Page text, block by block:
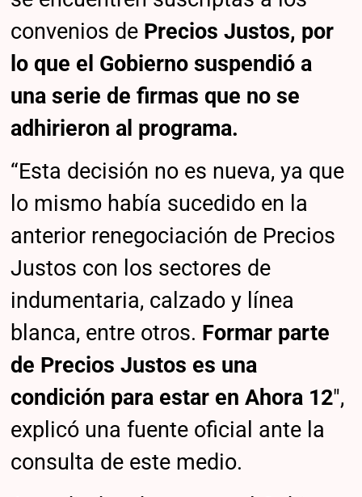
convenios de Precios Justos, por
lo que el Gobierno suspendió a
una serie de firmas que no se
adhirieron al programa.
“Esta decisión no es nueva, ya que
lo mismo había sucedido en la
anterior renegociación de Precios
Justos con los sectores de
indumentaria, calzado y línea
blanca, entre otros. Formar parte
de Precios Justos es una
condición para estar en Ahora 12″,
explicó una fuente oficial ante la
consulta de este medio.